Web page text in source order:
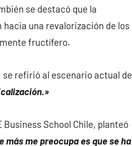
se destacó que la
una revalorización de los
fructífero.
se refirió al escenario actual de
School Chile, planteó
más me preocupa es que se ha